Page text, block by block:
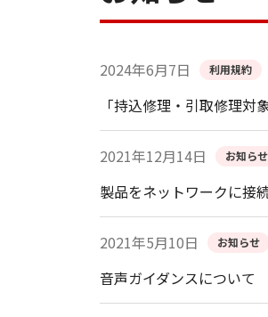
2024年6月7日 利用規約
「持込修理・引取修理
2021年12月14日 お知らせ
製品をネットワークに接
2021年5月10日 お知らせ
音声ガイダンスについて